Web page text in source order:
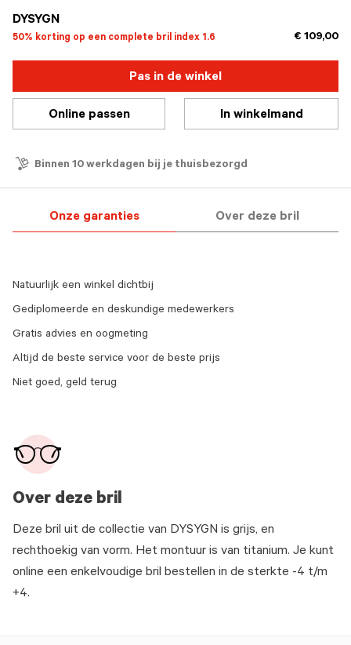
DYSYGN
50% korting op een complete bril index 1.6 € 109,00
Pas in de winkel
Online passen In winkelmand
Binnen 10 werkdagen bij je thuisbezorgd
Onze garanties Over deze bril
Over deze bril
Deze bril uit de collectie van DYSYGN is grijs, en
rechthoekig van vorm. Het montuur is van titanium. Je kunt
online een enkelvoudige bril bestellen in de sterkte -4 t/m
+4.
Natuurlijk een winkel dichtbij
Gediplomeerde en deskundige medewerkers
Gratis advies en oogmeting
Altijd de beste service voor de beste prijs
Niet goed, geld terug